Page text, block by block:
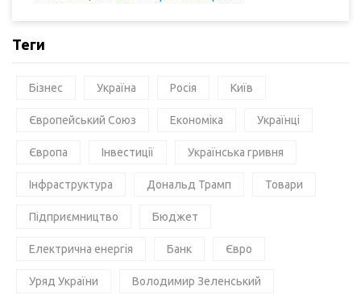
Теги
Бізнес Україна Росія Київ
Європейський Союз Економіка Українці
Європа Інвестиції Українська гривня
Інфраструктура Дональд Трамп Товари
Підприємництво Бюджет
Електрична енергія Банк Євро
Уряд України Володимир Зеленський